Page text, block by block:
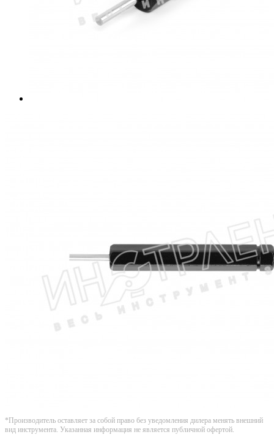
*Производитель оставляет за собой право без уведомления дилера менять внешний
вид инструмента. Указанная информация не является публичной офертой.